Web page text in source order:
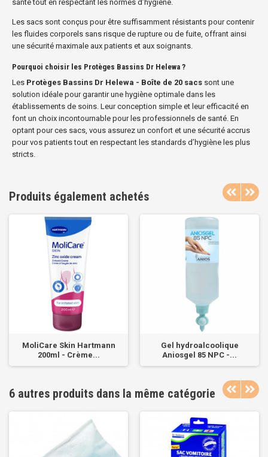
santé tout en respectant les normes d’hygiène.
Les sacs sont conçus pour être suffisamment résistants pour contenir
les fluides corporels sans risque de rupture ou de fuite, offrant ainsi
une sécurité maximale aux patients et aux soignants.
Pourquoi choisir les Protèges Bassins Dr Helewa ?
Les Protèges Bassins Dr Helewa - Boîte de 20 sacs sont une
solution idéale pour garantir une hygiène optimale dans les
établissements de soins. Leur conception simple et leur efficacité en
font un choix incontournable pour les professionnels de santé. En
optant pour ces sacs, vous assurez un confort et une sécurité accrus
pour vos patients tout en respectant les standards d’hygiène les plus
stricts.
Produits également achetés
MoliCare Skin Hartmann
200ml - Crème...
Gel hydroalcoolique
Aniosgel 85 NPC -...
6 autres produits dans la même catégorie